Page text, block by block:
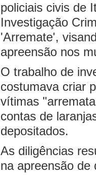
policiais civis de
Investigação
'Arremate',
apreensão nos
O trabalho de
costumava criar
vítimas
contas de
depositados.
As diligências
na apreensão de